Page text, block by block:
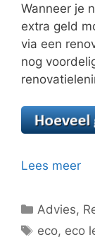
Wanneer je
extra geld
via een
nog
Lees meer
Advies,
Tags
eco, eco